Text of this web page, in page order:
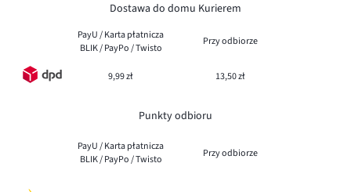
Dostawa do domu Kurierem
PayU / Karta płatnicza
BLIK / PayPo / Twisto
Przy odbiorze
9,99 zł 13,50 zł
Punkty odbioru
PayU / Karta płatnicza
BLIK / PayPo / Twisto
Przy odbiorze